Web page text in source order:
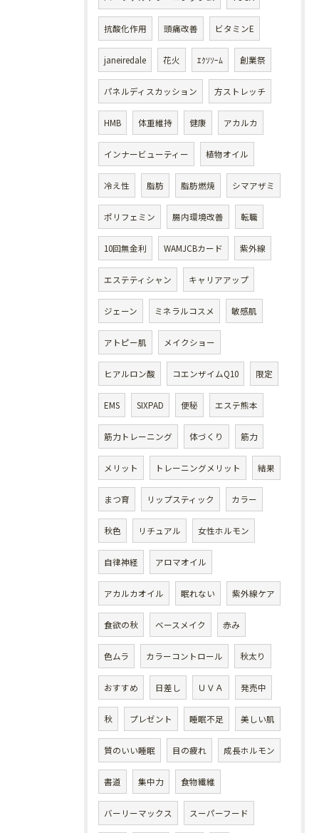
抗酸化作用 頭痛改善 ビタミンE
janeiredale 花火 ｴｸｿｿｰﾑ 創業祭
パネルディスカッション 方ストレッチ
HMB 体重維持 健康 アカルカ
インナービューティー 植物オイル
冷え性 脂肪 脂肪燃焼 シマアザミ
ポリフェミン 腸内環境改善 転職
10回無金利 WAMJCBカード 紫外線
エステティシャン キャリアアップ
ジェーン ミネラルコスメ 敏感肌
アトピー肌 メイクショー
ヒアルロン酸 コエンザイムQ10 限定
EMS SIXPAD 便秘 エステ熊本
筋力トレーニング 体づくり 筋力
メリット トレーニングメリット 結果
まつ育 リップスティック カラー
秋色 リチュアル 女性ホルモン
自律神経 アロマオイル
アカルカオイル 眠れない 紫外線ケア
食欲の秋 ベースメイク 赤み
色ムラ カラーコントロール 秋太り
おすすめ 日差し ＵＶＡ 発売中
秋 プレゼント 睡眠不足 美しい肌
質のいい睡眠 目の疲れ 成長ホルモン
書道 集中力 食物繊維
バーリーマックス スーパーフード